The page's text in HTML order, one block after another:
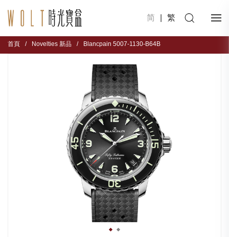
简 繁
首頁 / Novelties 新品 / Blancpain 5007-1130-B64B